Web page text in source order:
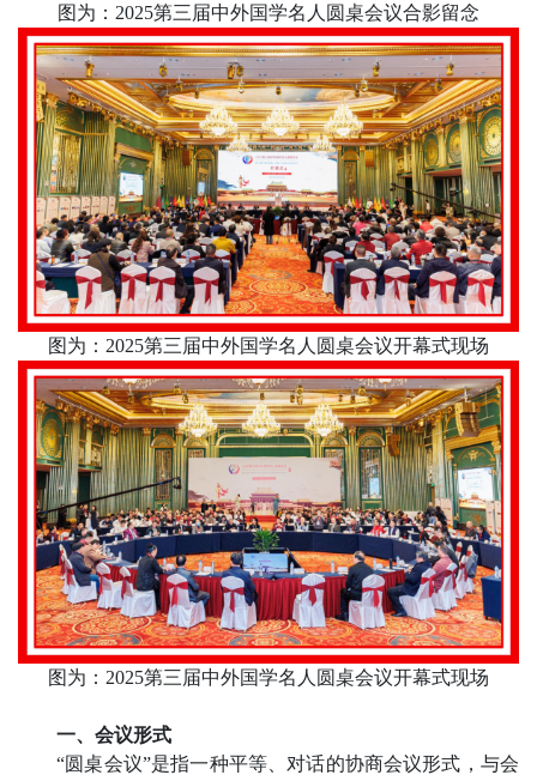
图为： 2025第三届中外国学名人圆桌会议合影留念
图为： 2025第三届中外国学名人圆桌会议开幕式现场
图为： 2025第三届中外国学名人圆桌会议开幕式现场
一、会议形式
“圆桌会议”是指一种平等、对话的协商会议形式，与会